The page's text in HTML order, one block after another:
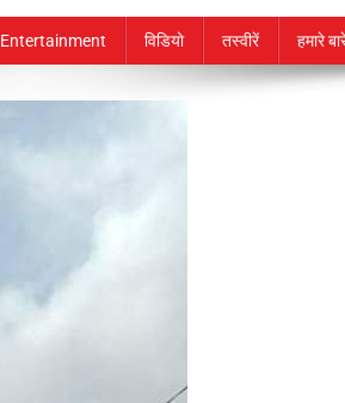
Entertainment विडियो तस्वीरें हमारे